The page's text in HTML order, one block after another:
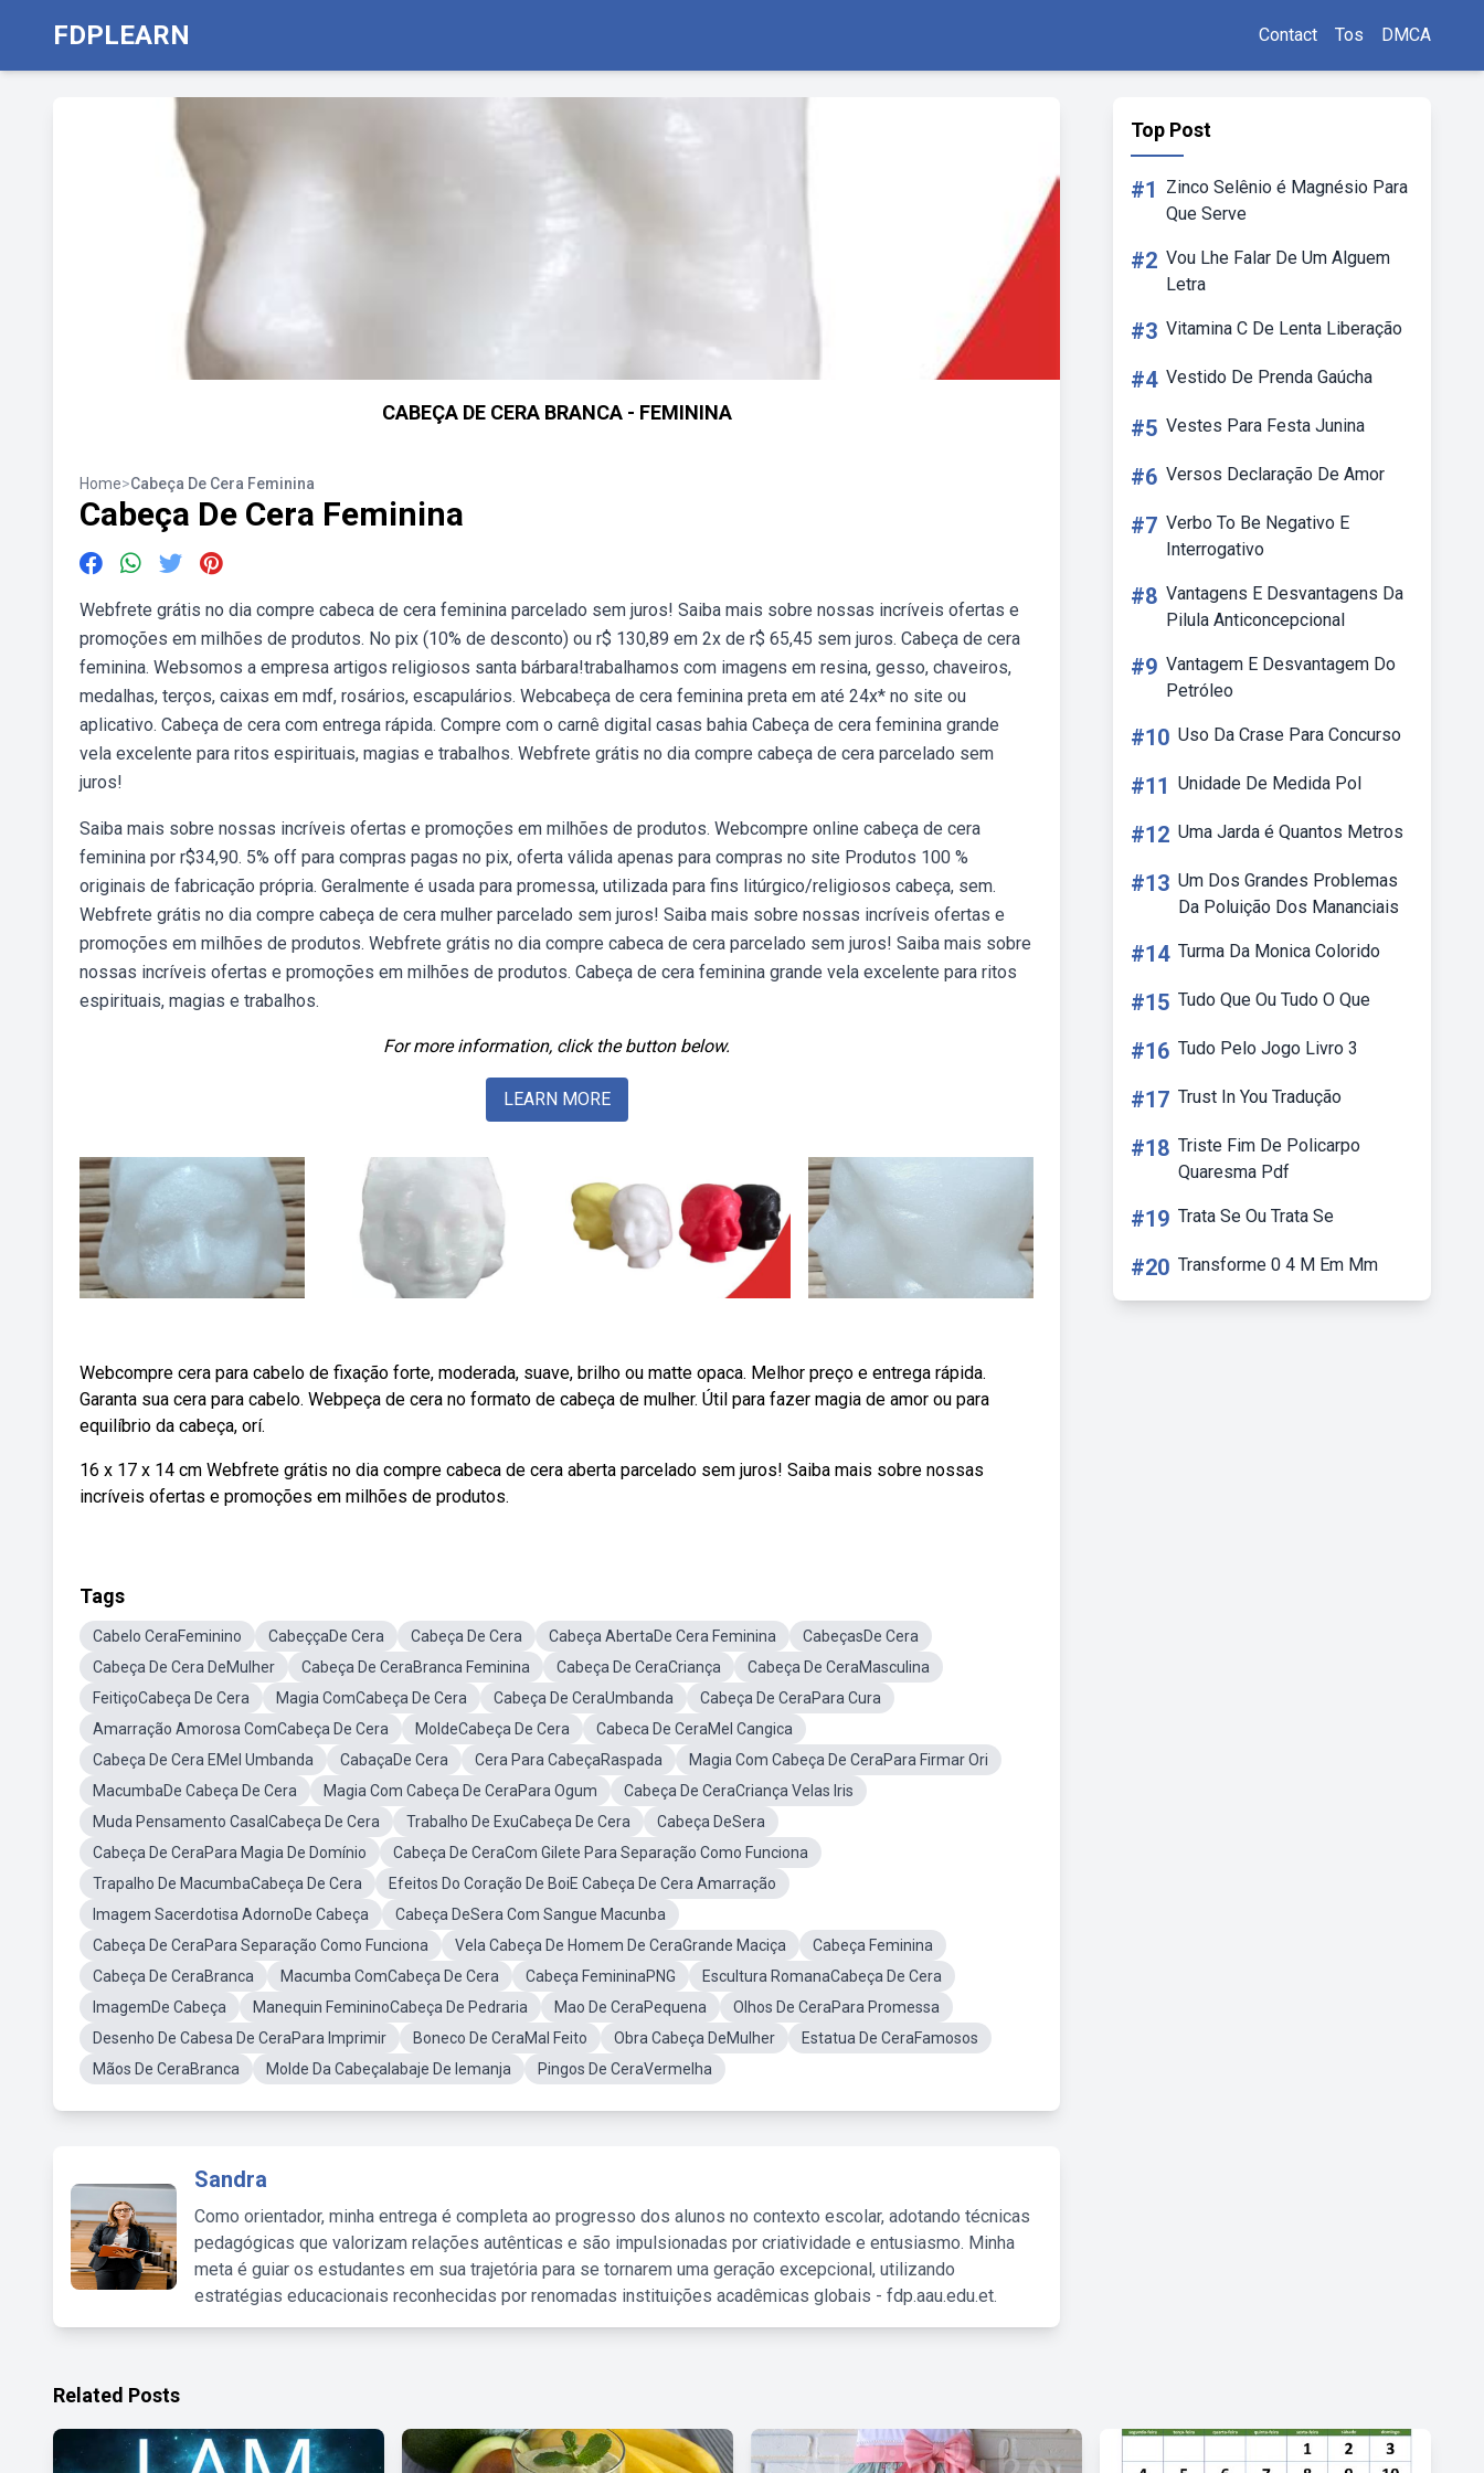
FDPLEARN Contact Tos DMCA
CABEÇA DE CERA BRANCA - FEMININA
Home>Cabeça De Cera Feminina
Cabeça De Cera Feminina
Webfrete grátis no dia compre cabeca de cera feminina parcelado sem juros! Saiba mais sobre nossas incríveis ofertas e
promoções em milhões de produtos. No pix (10% de desconto) ou r$ 130,89 em 2x de r$ 65,45 sem juros. Cabeça de cera
feminina. Websomos a empresa artigos religiosos santa bárbara!trabalhamos com imagens em resina, gesso, chaveiros,
medalhas, terços, caixas em mdf, rosários, escapulários. Webcabeça de cera feminina preta em até 24x* no site ou
aplicativo. Cabeça de cera com entrega rápida. Compre com o carnê digital casas bahia Cabeça de cera feminina grande
vela excelente para ritos espirituais, magias e trabalhos. Webfrete grátis no dia compre cabeça de cera parcelado sem
juros!
Saiba mais sobre nossas incríveis ofertas e promoções em milhões de produtos. Webcompre online cabeça de cera
feminina por r$34,90. 5% off para compras pagas no pix, oferta válida apenas para compras no site Produtos 100 %
originais de fabricação própria. Geralmente é usada para promessa, utilizada para fins litúrgico/religiosos cabeça, sem.
Webfrete grátis no dia compre cabeça de cera mulher parcelado sem juros! Saiba mais sobre nossas incríveis ofertas e
promoções em milhões de produtos. Webfrete grátis no dia compre cabeca de cera parcelado sem juros! Saiba mais sobre
nossas incríveis ofertas e promoções em milhões de produtos. Cabeça de cera feminina grande vela excelente para ritos
espirituais, magias e trabalhos.
For more information, click the button below.
LEARN MORE
Webcompre cera para cabelo de fixação forte, moderada, suave, brilho ou matte opaca. Melhor preço e entrega rápida.
Garanta sua cera para cabelo. Webpeça de cera no formato de cabeça de mulher. Útil para fazer magia de amor ou para
equilíbrio da cabeça, orí.
16 x 17 x 14 cm Webfrete grátis no dia compre cabeca de cera aberta parcelado sem juros! Saiba mais sobre nossas
incríveis ofertas e promoções em milhões de produtos.
Tags
Cabelo CeraFeminino CabeççaDe Cera Cabeça De Cera Cabeça AbertaDe Cera Feminina
CabeçasDe Cera
Cabeça De Cera DeMulher
Cabeça De CeraBranca Feminina Cabeça De CeraCriança
Cabeça De CeraMasculina
FeitiçoCabeça De Cera
Magia ComCabeça De Cera Cabeça De CeraUmbanda
Cabeça De CeraPara Cura
Amarração Amorosa ComCabeça De Cera
MoldeCabeça De Cera
Cabeca De CeraMel Cangica
Cabeça De Cera EMel Umbanda
CabaçaDe Cera Cera Para CabeçaRaspada
Magia Com Cabeça De CeraPara Firmar Ori
MacumbaDe Cabeça De Cera
Magia Com Cabeça De CeraPara Ogum
Cabeça De CeraCriança Velas Iris
Muda Pensamento CasalCabeça De Cera
Trabalho De ExuCabeça De Cera
Cabeça DeSera
Cabeça De CeraPara Magia De Domínio
Cabeça De CeraCom Gilete Para Separação Como Funciona
Trapalho De MacumbaCabeça De Cera
Efeitos Do Coração De BoiE Cabeça De Cera Amarração
Imagem Sacerdotisa AdornoDe Cabeça
Cabeça DeSera Com Sangue Macunba
Cabeça De CeraPara Separação Como Funciona
Vela Cabeça De Homem De CeraGrande Maciça
Cabeça Feminina
Cabeça De CeraBranca
Macumba ComCabeça De Cera Cabeça FemininaPNG
Escultura RomanaCabeça De Cera
ImagemDe Cabeça
Manequin FemininoCabeça De Pedraria Mao De CeraPequena
Olhos De CeraPara Promessa
Desenho De Cabesa De CeraPara Imprimir
Boneco De CeraMal Feito Obra Cabeça DeMulher
Estatua De CeraFamosos
Mãos De CeraBranca
Molde Da CabeçaIabaje De Iemanja Pingos De CeraVermelha
Sandra
Como orientador, minha entrega é completa ao progresso dos alunos no contexto escolar, adotando técnicas
pedagógicas que valorizam relações autênticas e são impulsionadas por criatividade e entusiasmo. Minha
meta é guiar os estudantes em sua trajetória para se tornarem uma geração excepcional, utilizando
estratégias educacionais reconhecidas por renomadas instituições acadêmicas globais - fdp.aau.edu.et.
Top Post
#1
Zinco Selênio é Magnésio Para
Que Serve
#2 Vou Lhe Falar De Um Alguem
Letra
#3 Vitamina C De Lenta Liberação
#4 Vestido De Prenda Gaúcha
#5 Vestes Para Festa Junina
#6 Versos Declaração De Amor
#7 Verbo To Be Negativo E
Interrogativo
#8 Vantagens E Desvantagens Da
Pilula Anticoncepcional
#9 Vantagem E Desvantagem Do
Petróleo
#10 Uso Da Crase Para Concurso
#11 Unidade De Medida Pol
#12 Uma Jarda é Quantos Metros
#13 Um Dos Grandes Problemas
Da Poluição Dos Mananciais
#14 Turma Da Monica Colorido
#15 Tudo Que Ou Tudo O Que
#16 Tudo Pelo Jogo Livro 3
#17 Trust In You Tradução
#18 Triste Fim De Policarpo
Quaresma Pdf
#19 Trata Se Ou Trata Se
#20 Transforme 0 4 M Em Mm
Related Posts